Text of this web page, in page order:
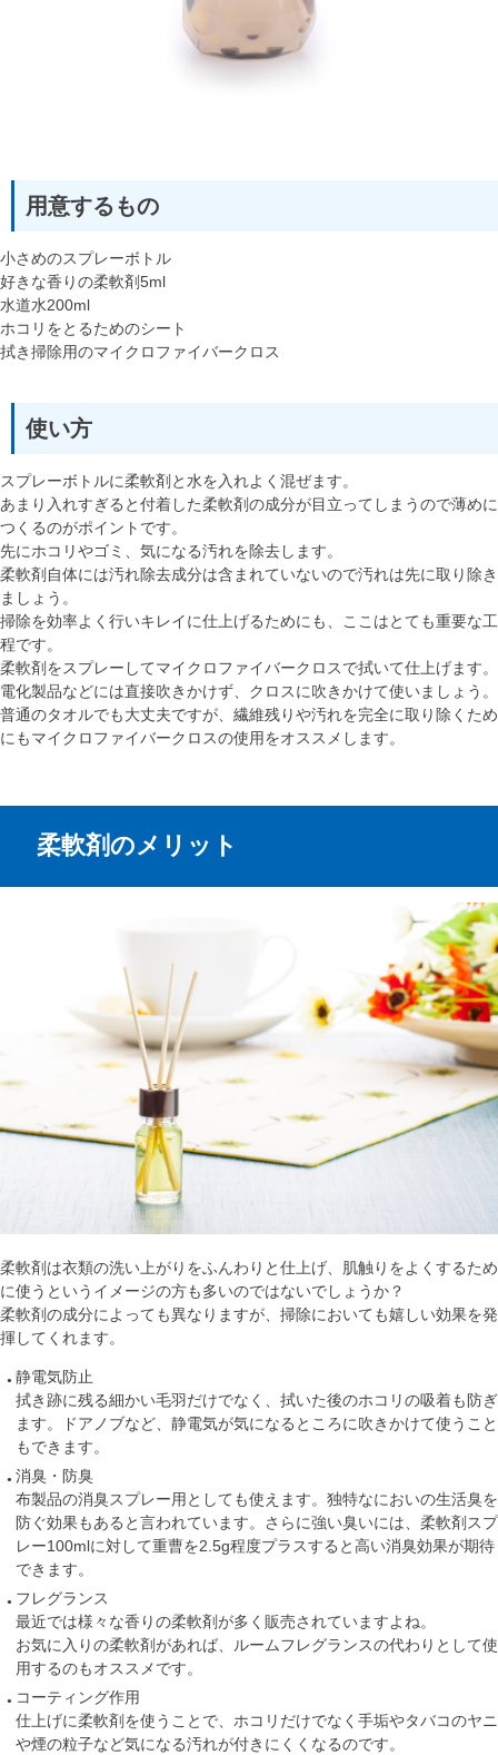
用意するもの
小さめのスプレーボトル
好きな香りの柔軟剤5ml
水道水200ml
ホコリをとるためのシート
拭き掃除用のマイクロファイバークロス
使い方
スプレーボトルに柔軟剤と水を入れよく混ぜます。
あまり入れすぎると付着した柔軟剤の成分が目立ってしまうので薄めに
つくるのがポイントです。
先にホコリやゴミ、気になる汚れを除去します。
柔軟剤自体には汚れ除去成分は含まれていないので汚れは先に取り除き
ましょう。
掃除を効率よく行いキレイに仕上げるためにも、ここはとても重要な工
程です。
柔軟剤をスプレーしてマイクロファイバークロスで拭いて仕上げます。
電化製品などには直接吹きかけず、クロスに吹きかけて使いましょう。
普通のタオルでも大丈夫ですが、繊維残りや汚れを完全に取り除くため
にもマイクロファイバークロスの使用をオススメします。
柔軟剤のメリット
柔軟剤は衣類の洗い上がりをふんわりと仕上げ、肌触りをよくするため
に使うというイメージの方も多いのではないでしょうか？
柔軟剤の成分によっても異なりますが、掃除においても嬉しい効果を発
揮してくれます。
静電気防止
拭き跡に残る細かい毛羽だけでなく、拭いた後のホコリの吸着も防ぎ
ます。ドアノブなど、静電気が気になるところに吹きかけて使うこと
もできます。
消臭・防臭
布製品の消臭スプレー用としても使えます。独特なにおいの生活臭を
防ぐ効果もあると言われています。さらに強い臭いには、柔軟剤スプ
レー100mlに対して重曹を2.5g程度プラスすると高い消臭効果が期待
できます。
フレグランス
最近では様々な香りの柔軟剤が多く販売されていますよね。
お気に入りの柔軟剤があれば、ルームフレグランスの代わりとして使
用するのもオススメです。
コーティング作用
仕上げに柔軟剤を使うことで、ホコリだけでなく手垢やタバコのヤニ
や煙の粒子など気になる汚れが付きにくくなるのです。